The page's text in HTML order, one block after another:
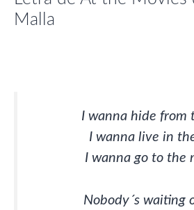
Malla
I wanna hide from
I wanna live in
I wanna go to the
Nobody´s waiting